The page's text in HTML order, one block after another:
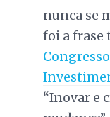
nunca se
foi a frase
“Inovar e